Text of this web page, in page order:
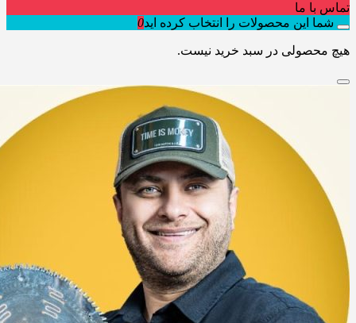
تماس با ما
شما این محصولات را انتخاب کرده اید0
هیچ محصولی در سبد خرید نیست.